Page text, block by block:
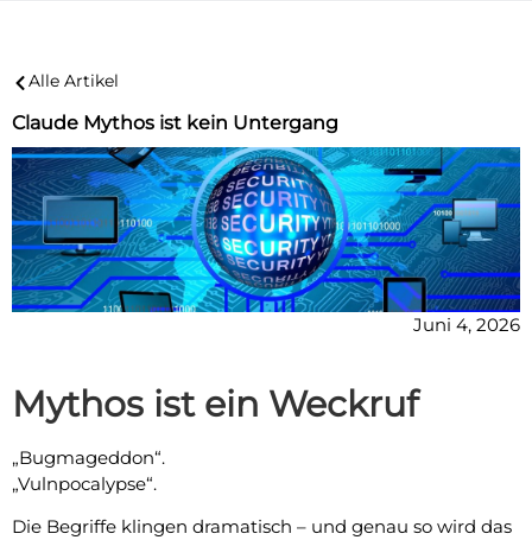
Alle Artikel
Claude Mythos ist kein Untergang
Juni 4, 2026
Mythos ist ein Weckruf
„Bugmageddon“.
„Vulnpocalypse“.
Die Begriffe klingen dramatisch – und genau so wird das